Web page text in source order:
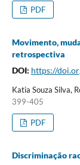
PDF
Movimento,
retrospectiva
DOI: https://
Katia Souza Silva,
399-405
PDF
Discriminação